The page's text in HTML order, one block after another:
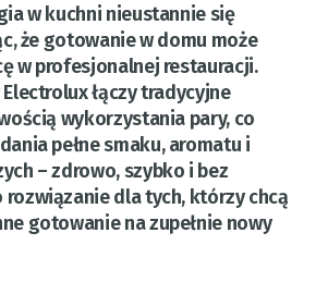
w kuchni nieustannie się
że gotowanie w domu może
w profesjonalnej restauracji.
łączy tradycyjne
wykorzystania pary, co
pełne smaku, aromatu i
– zdrowo, szybko i bez
rozwiązanie dla tych, którzy chcą
gotowanie na zupełnie nowy